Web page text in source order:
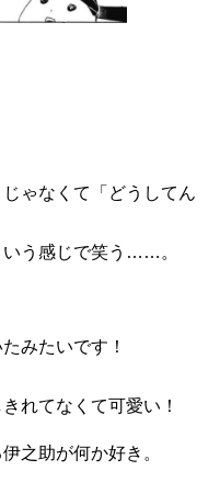
ゃなくて「どうしてん
いう感じで笑う……。
みたいです！
れてなくて可愛い！
之助が何か好き。